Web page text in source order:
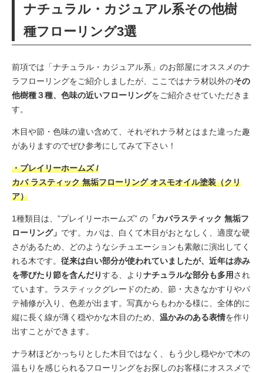
ナチュラル・カジュアル系その他樹
種フローリング3選
前項では「ナチュラル・カジュアル系」のお部屋にオススメのナ
ラフローリングをご紹介しましたが、ここではナラ材以外のその
他樹種３種、色味の近いフローリングをご紹介させていただきま
す。
木目や節・色味の違い含めて、それぞれナラ材とはまた違った趣
がありますのでぜひ参考にしてみて下さい！
・プレイリーホームズ /
カバ ラスティック 無垢フローリング オスモオイル塗装（クリ
ア）
1種類目は、”プレイリーホームズ” の 「カバラスティック 無垢フ
ローリング」 です。カバは、白くて木目がおとなしく、適度な硬
さがあるため、どのようなシチュエーションも素敵に演出してく
れる木です。 従来は白い部分が使われていましたが、近年は赤み
を帯びたり節を含んだりする、よりナチュラルな部分も多用され
ています。ラスティックグレードのため、節・大きなかすりやパ
テ補修が入り、色差が出ます。写真からもわかる様に、全体的に
縦に長く線が薄く穏やかな木目のため、 温かみのある表情を作り
出すことができます。
ナラ材ほどかっちりとした木目ではなく、もう少し穏やかで木の
温もりを感じられるフローリングをお探しのお客様にオススメで